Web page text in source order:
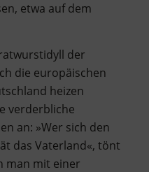
etwa auf dem
der
die europäischen
heizen
verderbliche
an: »Wer sich den
das Vaterland«, tönt
man mit einer